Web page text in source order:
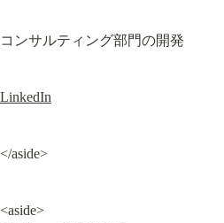
コンサルティング部門の開発
LinkedIn
</aside>